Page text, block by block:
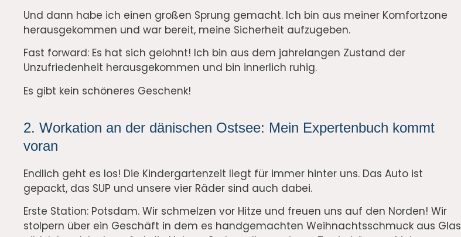
Und dann habe ich einen großen Sprung gemacht. Ich bin aus meiner Komfortzone
herausgekommen und war bereit, meine Sicherheit aufzugeben.
Fast forward: Es hat sich gelohnt! Ich bin aus dem jahrelangen Zustand der
Unzufriedenheit herausgekommen und bin innerlich ruhig.
Es gibt kein schöneres Geschenk!
2. Workation an der dänischen Ostsee: Mein Expertenbuch kommt
voran
Endlich geht es los! Die Kindergartenzeit liegt für immer hinter uns. Das Auto ist
gepackt, das SUP und unsere vier Räder sind auch dabei.
Erste Station: Potsdam. Wir schmelzen vor Hitze und freuen uns auf den Norden! Wir
stolpern über ein Geschäft in dem es handgemachten Weihnachtsschmuck aus Glas